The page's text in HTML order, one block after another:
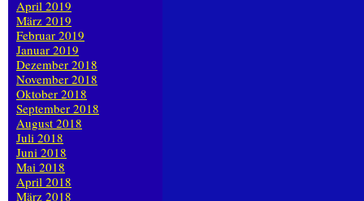
April 2019
März 2019
Februar 2019
Januar 2019
Dezember 2018
November 2018
Oktober 2018
September 2018
August 2018
Juli 2018
Juni 2018
Mai 2018
April 2018
März 2018